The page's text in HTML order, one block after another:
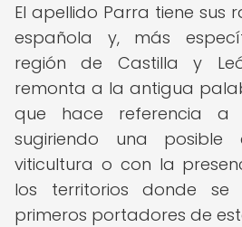
El apellido Parra tiene sus
española y, más
región de Castilla y
remonta a la antigua
que hace referencia
sugiriendo una posible
viticultura o con la
los territorios donde se
primeros portadores de